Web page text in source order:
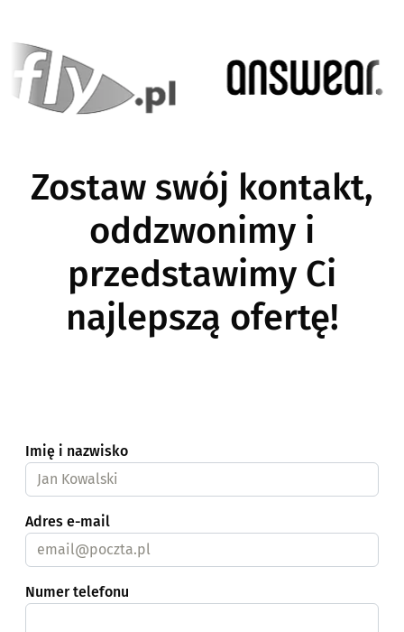
Zostaw swój kontakt,
oddzwonimy i
przedstawimy Ci
najlepszą ofertę!
Imię i nazwisko
Adres e-mail
Numer telefonu